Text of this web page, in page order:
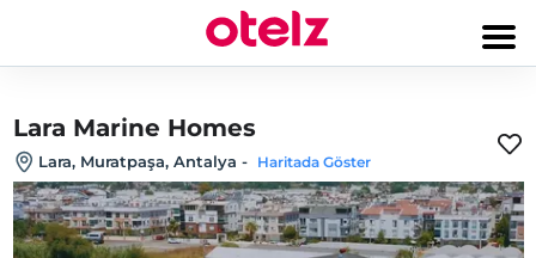
Lara Marine Homes
Lara, Muratpaşa, Antalya - Haritada Göster